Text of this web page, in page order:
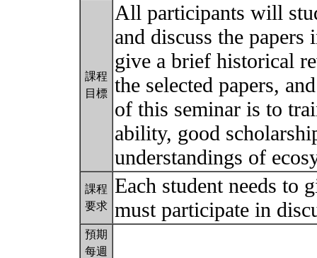
課程
目標
All participants will
and discuss the papers
give a brief historical
the selected papers,
of this seminar is to
ability, good
understandings of
課程
要求
Each student needs to
must participate in
預期
每週